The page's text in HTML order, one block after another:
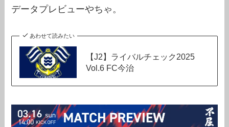
データプレビューやちゃ。
あわせて読みたい
【J2】ライバルチェック2025
Vol.6 FC今治